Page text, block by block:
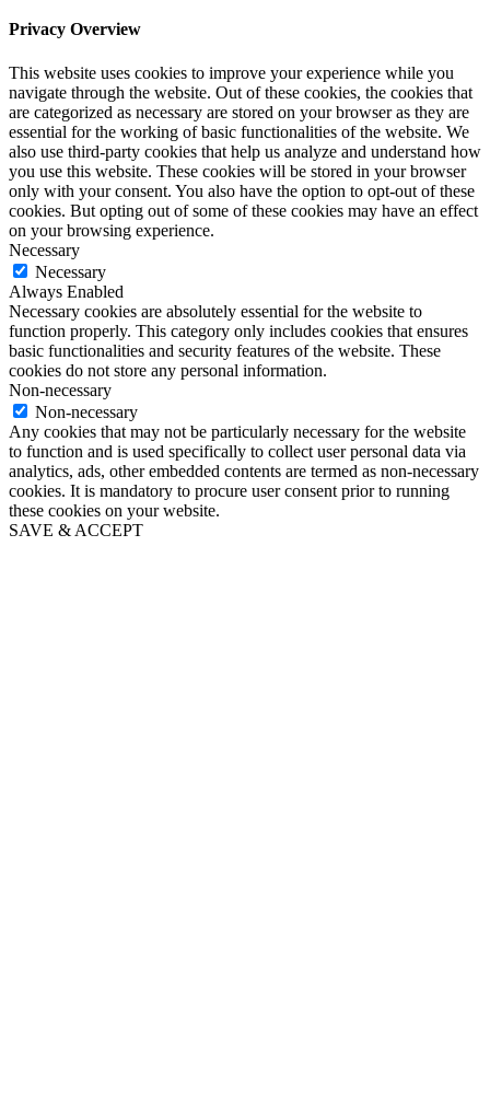
Privacy Overview
This website uses cookies to improve your experience while you
navigate through the website. Out of these cookies, the cookies that
are categorized as necessary are stored on your browser as they are
essential for the working of basic functionalities of the website. We
also use third-party cookies that help us analyze and understand how
you use this website. These cookies will be stored in your browser
only with your consent. You also have the option to opt-out of these
cookies. But opting out of some of these cookies may have an effect
on your browsing experience.
Necessary
Necessary
Always Enabled
Necessary cookies are absolutely essential for the website to
function properly. This category only includes cookies that ensures
basic functionalities and security features of the website. These
cookies do not store any personal information.
Non-necessary
Non-necessary
Any cookies that may not be particularly necessary for the website
to function and is used specifically to collect user personal data via
analytics, ads, other embedded contents are termed as non-necessary
cookies. It is mandatory to procure user consent prior to running
these cookies on your website.
SAVE & ACCEPT